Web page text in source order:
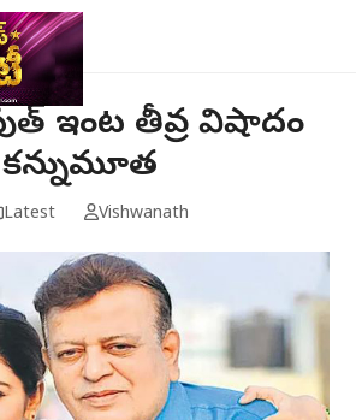
ఇంట తీవ్ర‌ విషాదం
Latest Vishwanath